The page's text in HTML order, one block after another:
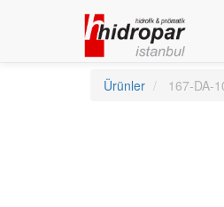
Ürünler 167-DA-